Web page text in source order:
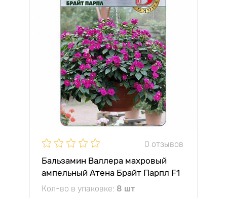
0 отзывов
Бальзамин Валлера махровый
ампельный Атена Брайт Парпл F1
Биотехника
Кол-во в упаковке: 8 шт